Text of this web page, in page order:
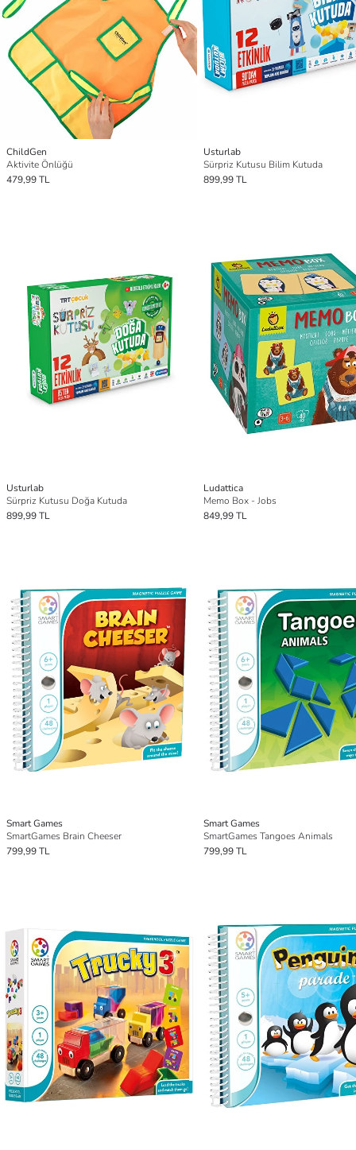
ChildGen
Aktivite Önlüğü
479,99 TL
Usturlab
Sürpriz Kutusu Bilim Kutuda
899,99 TL
Usturlab
Sürpriz Kutusu Doğa Kutuda
899,99 TL
Ludattica
Memo Box - Jobs
849,99 TL
Smart Games
SmartGames Brain Cheeser
799,99 TL
Smart Games
SmartGames Tangoes Animals
799,99 TL